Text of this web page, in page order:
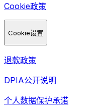
Cookie政策
Cookie设置
退款政策
DPIA公开说明
个人数据保护承诺